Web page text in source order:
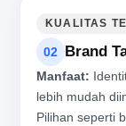
KUALITAS
02 Brand
Manfaat:
lebih mudah
Pilihan seperti